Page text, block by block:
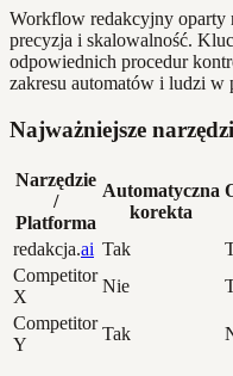
Workflow redakcyjny oparty
precyzja i skalowalność.
odpowiednich procedur
zakresu automatów i ludzi w
Najważniejsze
Narzędzie
/
Platforma
Automatyczna
korekta
redakcja.ai Tak
Competitor
X
Nie
Competitor
Y
Tak